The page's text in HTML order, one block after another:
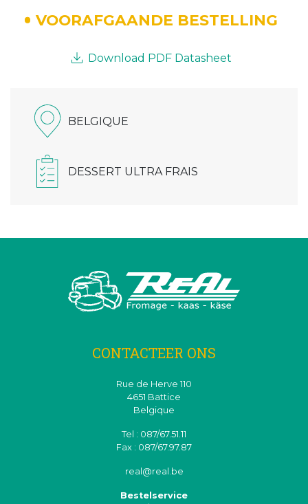
VOORAFGAANDE BESTELLING
Download PDF Datasheet
BELGIQUE
DESSERT ULTRA FRAIS
CONTACTEER ONS
Rue de Herve 110
4651 Battice
Belgique
Tel : 087/67.51.11
Fax : 087/67.97.87
real@real.be
Bestelservice